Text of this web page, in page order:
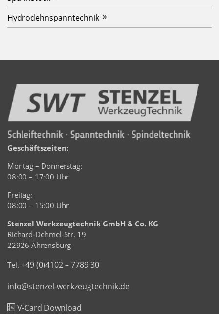
Hydrodehnspanntechnik
Geschäftszeiten:
Montag – Donnerstag:
08:00 – 17:00 Uhr
Freitag:
08:00 – 15:00 Uhr
Stenzel Werkzeugtechnik GmbH & Co. KG
Richard-Dehmel-Str. 19
22926 Ahrensburg
Tel. +49 (0)4102 – 7789 30
info@stenzel-werkzeugtechnik.de
V-Card Download